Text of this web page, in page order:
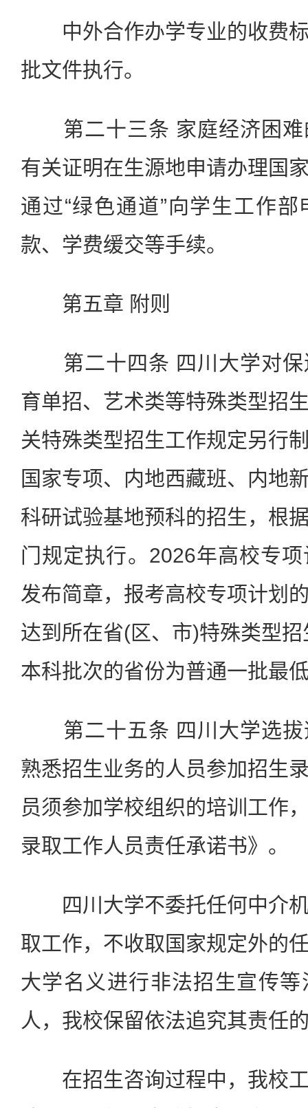
中外合作办学专业的收费标
批文件执行。
第二十三条 家庭经济困难
有关证明在生源地申请办理国
通过“绿色通道”向学生工作
款、学费缓交等手续。
第五章 附则
第二十四条 四川大学对保
育单招、艺术类等特殊类型招
关特殊类型招生工作规定另行
国家专项、内地西藏班、内地
科研试验基地预科的招生，根
门规定执行。2026年高校专
发布简章，报考高校专项计划
达到所在省(区、市)特殊类型
本科批次的省份为普通一批最
第二十五条 四川大学选拔
熟悉招生业务的人员参加招生
员须参加学校组织的培训工作
录取工作人员责任承诺书》。
四川大学不委托任何中介机
取工作，不收取国家规定外的
大学名义进行非法招生宣传
人，我校保留依法追究其责任
在招生咨询过程中，我校工